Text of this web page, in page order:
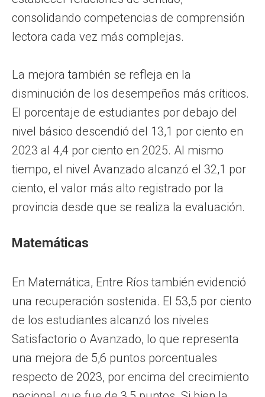
consolidando competencias de comprensión
lectora cada vez más complejas.
La mejora también se refleja en la
disminución de los desempeños más críticos.
El porcentaje de estudiantes por debajo del
nivel básico descendió del 13,1 por ciento en
2023 al 4,4 por ciento en 2025. Al mismo
tiempo, el nivel Avanzado alcanzó el 32,1 por
ciento, el valor más alto registrado por la
provincia desde que se realiza la evaluación.
Matemáticas
En Matemática, Entre Ríos también evidenció
una recuperación sostenida. El 53,5 por ciento
de los estudiantes alcanzó los niveles
Satisfactorio o Avanzado, lo que representa
una mejora de 5,6 puntos porcentuales
respecto de 2023, por encima del crecimiento